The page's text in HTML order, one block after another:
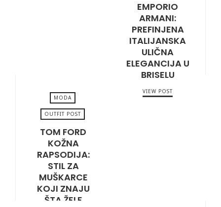
EMPORIO
ARMANI:
PREFINJENA
ITALIJANSKA
ULIČNA
ELEGANCIJA U
BRISELU
VIEW POST
MODA
OUTFIT POST
TOM FORD
KOŽNA
RAPSODIJA:
STIL ZA
MUŠKARCE
KOJI ZNAJU
ŠTA ŽELE